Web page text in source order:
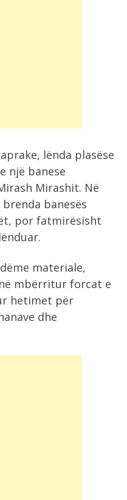
lënda plasëse
një banese
Mirashit. Në
banesës
por fatmirësisht
materiale,
mbërritur forcat e
hetimet për
dhe